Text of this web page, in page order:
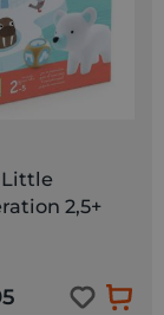
2,5+